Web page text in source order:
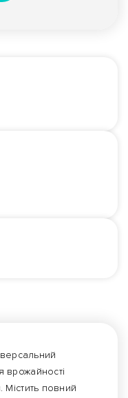
врожайності
Містить повний